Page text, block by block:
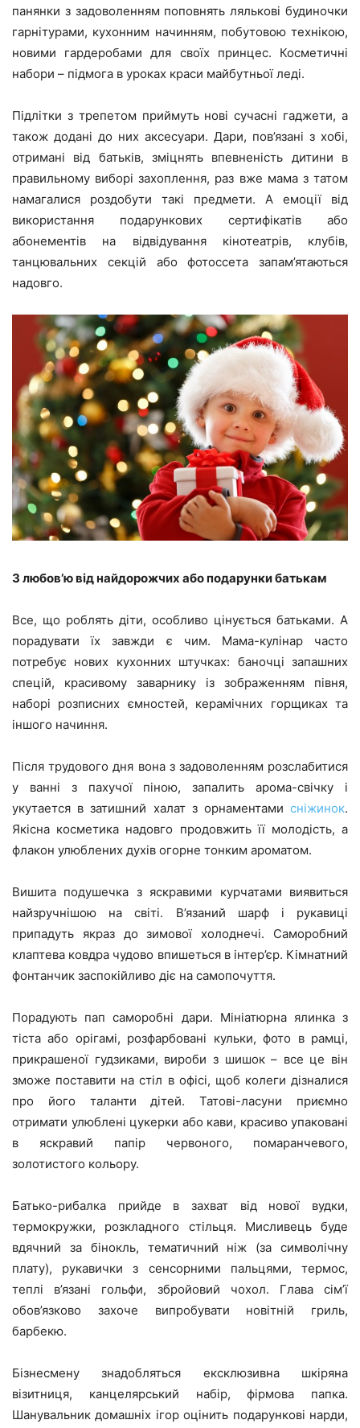
панянки з задоволенням поповнять лялькові будиночки
гарнітурами, кухонним начинням, побутовою технікою,
новими гардеробами для своїх принцес. Косметичні
набори – підмога в уроках краси майбутньої леді.
Підлітки з трепетом приймуть нові сучасні гаджети, а
також додані до них аксесуари. Дари, пов’язані з хобі,
отримані від батьків, зміцнять впевненість дитини в
правильному виборі захоплення, раз вже мама з татом
намагалися роздобути такі предмети. А емоції від
використання подарункових сертифікатів або
абонементів на відвідування кінотеатрів, клубів,
танцювальних секцій або фотоссета запам’ятаються
надовго.
З любов’ю від найдорожчих або подарунки батькам
Все, що роблять діти, особливо цінується батьками. А
порадувати їх завжди є чим. Мама-кулінар часто
потребує нових кухонних штучках: баночці запашних
спецій, красивому заварнику із зображенням півня,
наборі розписних ємностей, керамічних горщиках та
іншого начиння.
Після трудового дня вона з задоволенням розслабитися
у ванні з пахучої піною, запалить арома-свічку і
укутается в затишний халат з орнаментами сніжинок.
Якісна косметика надовго продовжить її молодість, а
флакон улюблених духів огорне тонким ароматом.
Вишита подушечка з яскравими курчатами виявиться
найзручнішою на світі. В’язаний шарф і рукавиці
припадуть якраз до зимової холоднечі. Саморобний
клаптева ковдра чудово впишеться в інтер’єр. Кімнатний
фонтанчик заспокійливо діє на самопочуття.
Порадують пап саморобні дари. Мініатюрна ялинка з
тіста або орігамі, розфарбовані кульки, фото в рамці,
прикрашеної гудзиками, вироби з шишок – все це він
зможе поставити на стіл в офісі, щоб колеги дізналися
про його таланти дітей. Татові-ласуни приємно
отримати улюблені цукерки або кави, красиво упаковані
в яскравий папір червоного, помаранчевого,
золотистого кольору.
Батько-рибалка прийде в захват від нової вудки,
термокружки, розкладного стільця. Мисливець буде
вдячний за бінокль, тематичний ніж (за символічну
плату), рукавички з сенсорними пальцями, термос,
теплі в’язані гольфи, збройовий чохол. Глава сім’ї
обов’язково захоче випробувати новітній гриль,
барбекю.
Бізнесмену знадобляться ексклюзивна шкіряна
візитниця, канцелярський набір, фірмова папка.
Шанувальник домашніх ігор оцінить подарункові нарди,